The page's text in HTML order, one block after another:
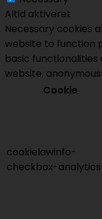
Altid aktiveret
Necessary cookies
website to function
basic
website,
Cookie
cookielawinfo-
checkbox-analytics